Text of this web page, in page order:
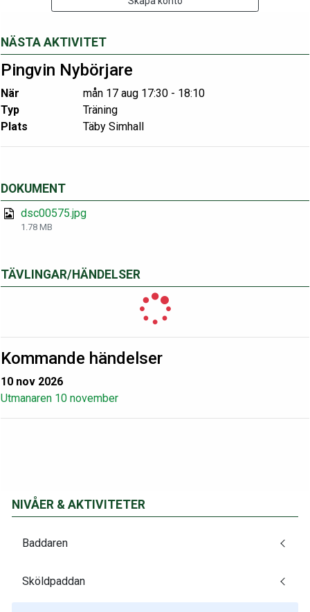
NÄSTA AKTIVITET
Pingvin Nybörjare
När
mån 17 aug 17:30 - 18:10
Typ
Träning
Plats
Täby Simhall
DOKUMENT
dsc00575.jpg
1.78 MB
TÄVLINGAR/HÄNDELSER
Kommande händelser
10 nov 2026
Utmanaren 10 november
NIVÅER & AKTIVITETER
Baddaren
Sköldpaddan